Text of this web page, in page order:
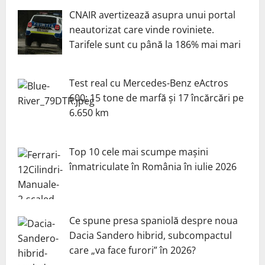
CNAIR avertizează asupra unui portal
neautorizat care vinde roviniete.
Tarifele sunt cu până la 186% mai mari
Test real cu Mercedes-Benz eActros
600: 15 tone de marfă și 17 încărcări pe
6.650 km
Top 10 cele mai scumpe mașini
înmatriculate în România în iulie 2026
Ce spune presa spaniolă despre noua
Dacia Sandero hibrid, subcompactul
care „va face furori” în 2026?